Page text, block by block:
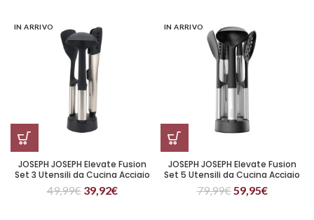
IN ARRIVO
JOSEPH JOSEPH Elevate Fusion
Set 3 Utensili da Cucina Acciaio
Inossidabile
49,99€ 39,92€
IN ARRIVO
JOSEPH JOSEPH Elevate Fusion
Set 5 Utensili da Cucina Acciaio
Inossidabile
79,99€59,95€